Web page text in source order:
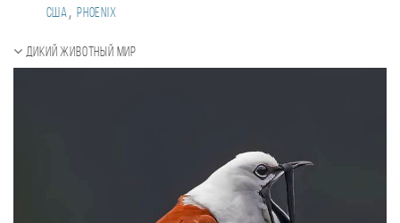
США, Phoenix
Дикий животный мир